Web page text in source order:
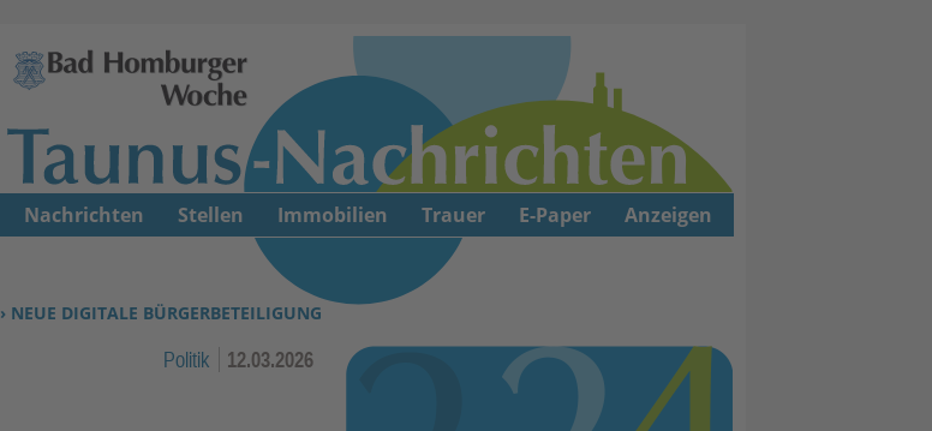
Zum Inhalt springen ↓
› NEUE DIGITALE BÜRGERBETEILIGUNG
Politik 12.03.2026
Nachrichten Stellen Immobilien Trauer E-Paper Anzeigen